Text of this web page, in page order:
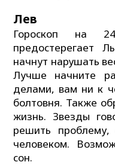
Лев
Гороскоп на
предостерегает
начнут нарушать
Лучше начните
делами, вам ни к
болтовня. Также
жизнь. Звезды
решить
человеком.
сон.